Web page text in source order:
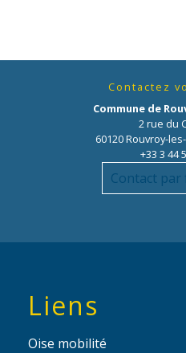
Contactez
Commune de
2 rue du
60120 Rouvroy-
+33 3 44
Contact
Liens
Oise mobilité